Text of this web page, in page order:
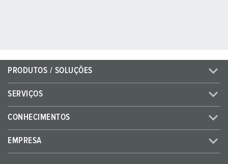
PRODUTOS / SOLUÇÕES
SERVIÇOS
CONHECIMENTOS
EMPRESA